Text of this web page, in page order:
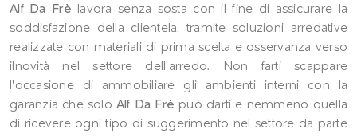
Alf Da Frè lavora senza sosta con il fine di assicurare la
soddisfazione della clientela, tramite soluzioni arredative
realizzate con materiali di prima scelta e osservanza verso
ilnovità nel settore dell'arredo. Non farti scappare
l'occasione di ammobiliare gli ambienti interni con la
garanzia che solo Alf Da Frè può darti e nemmeno quella
di ricevere ogni tipo di suggerimento nel settore da parte